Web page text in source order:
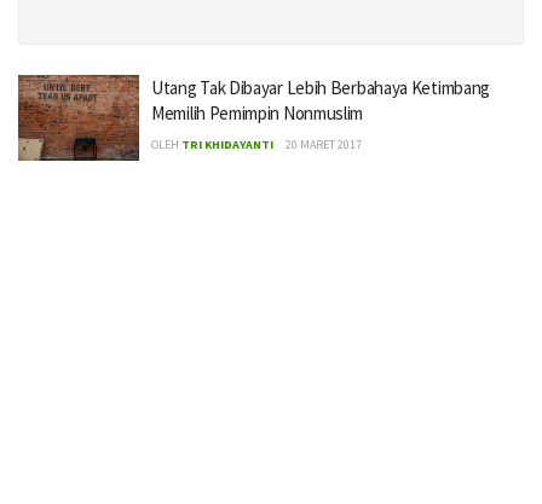
Utang Tak Dibayar Lebih Berbahaya Ketimbang
Memilih Pemimpin Nonmuslim
OLEH TRI KHIDAYANTI 20 MARET 2017